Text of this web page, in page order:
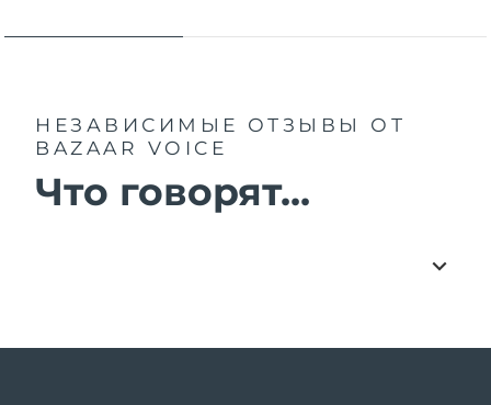
НЕЗАВИСИМЫЕ ОТЗЫВЫ
ОТ
BAZAAR VOICE
Что говорят...